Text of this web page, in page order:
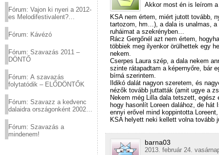
Fórum: Vajon ki nyeri a 2012-
es Melodifestivalent?
Fórum: Kávézó
Fórum: Szavazás 2011 –
DÖNTŐ
Fórum: A szavazás
folytatódik – ELŐDÖNTŐK
Fórum: Szavazz a kedvenc
dalaidra országonként 2002
Fórum: Szavazás a
mindenem!
Akkor most én is leírom
KSA nem értem, miért jutott tovább,
tartozom, hm…), a dala is unalmas, a
ruháimat a szekrényben…
Rácz Gergőnél azt nem értem,
többiek meg ilyenkor örülhettek egy
nekem.
Cserpes Laura szép, a dala nekem
szinte rátapadtam a képernyőre, bár
bírná szerintem.
Ildikó dalát nagyon szeretem, és
nézők tovább juttatták (amit ugye a
Nekem még Lilla dala tetszett,
hogy hasonlít Loreen dalához, de
ennyi erővel mind koppintotta
KSA helyett neki kellett volna tovább
barna03
2013. február 24.